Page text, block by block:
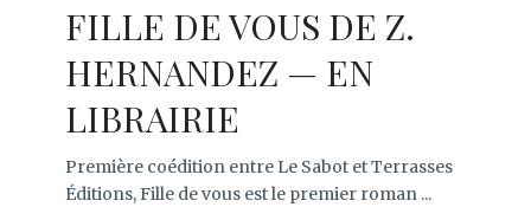
FILLE DE VOUS DE Z.
HERNANDEZ — EN
LIBRAIRIE
Première coédition entre Le Sabot et Terrasses
Éditions, Fille de vous est le premier roman ...